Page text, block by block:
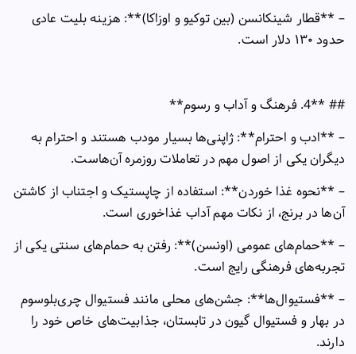
– **قطار شینکانسن (بین توکیو و اوزاکا)**: هزینه بلیت عادی
حدود ۱۳۰ دلار است.
## **4. فرهنگ و آداب و رسوم**
– **ادب و احترام**: ژاپنی‌ها بسیار مودب هستند و احترام به
دیگران یکی از اصول مهم در تعاملات روزمره آن‌هاست.
– **نحوه غذا خوردن**: استفاده از چاپستیک و اجتناب از کاشتن
آن‌ها در برنج، از نکات مهم آداب غذاخوری است.
– **حمام‌های عمومی (اونسن)**: رفتن به حمام‌های سنتی یکی از
تجربه‌های فرهنگی رایج است.
– **فستیوال‌ها**: جشن‌های محلی مانند فستیوال چری‌بلوسوم
در بهار و فستیوال گیون در تابستان، جذابیت‌های خاص خود را
دارند.